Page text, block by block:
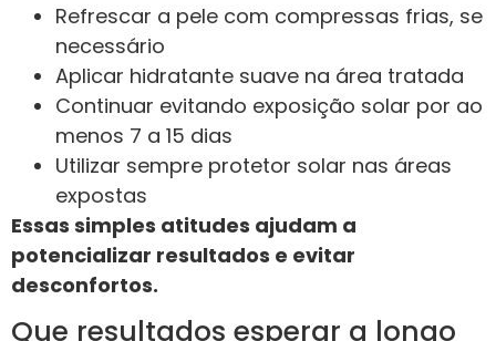
Refrescar a pele com compressas frias, se
necessário
Aplicar hidratante suave na área tratada
Continuar evitando exposição solar por ao
menos 7 a 15 dias
Utilizar sempre protetor solar nas áreas
expostas
Essas simples atitudes ajudam a
potencializar resultados e evitar
desconfortos.
Que resultados esperar a longo